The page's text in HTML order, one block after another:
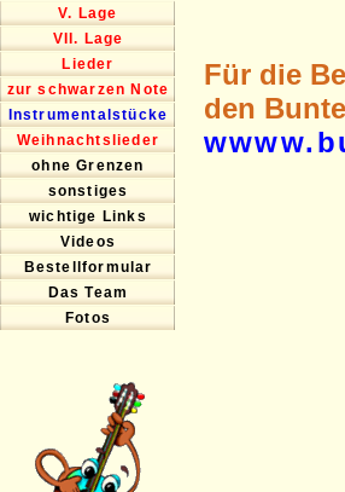
V. Lage
VII. Lage
Lieder
zur schwarzen Note
Instrumentalstücke
Weihnachtslieder
ohne Grenzen
sonstiges
wichtige Links
Videos
Bestellformular
Das Team
Fotos
Für die
den